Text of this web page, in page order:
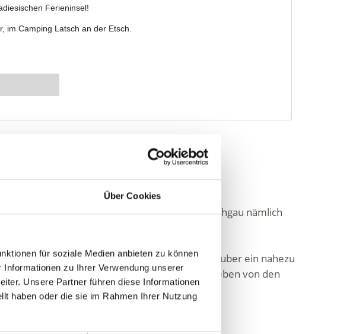
Über Cookies
für soziale Medien anbieten zu können
zu Ihrer Verwendung unserer
Unsere Partner führen diese Informationen
haben oder die sie im Rahmen Ihrer Nutzung
und Naturfreunde bietet der Vinschgau nämlich
Latsch.
Am Campingplatz in Latsch genießen Urlauber ein nahezu
liegt sonnig inmitten von Obstgärten, umgeben von den